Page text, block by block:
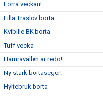
Förra veckan!
Lilla Träslöv borta
Kvibille BK borta
Tuff vecka
Hamravallen är redo!
Ny stark bortaseger!
Hyltebruk borta